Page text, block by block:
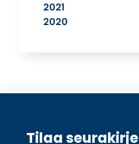
2021
2020
Tilaa seurakirje